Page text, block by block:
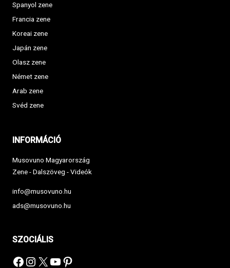
Spanyol zene
Francia zene
Koreai zene
Japán zene
Olasz zene
Német zene
Arab zene
Svéd zene
INFORMÁCIÓ
Musovuno Magyarország
Zene - Dalszöveg - Videók
info@musovuno.hu
ads@musovuno.hu
SZOCIÁLIS
Facebook
Instagram
X YouTube
Pinterest